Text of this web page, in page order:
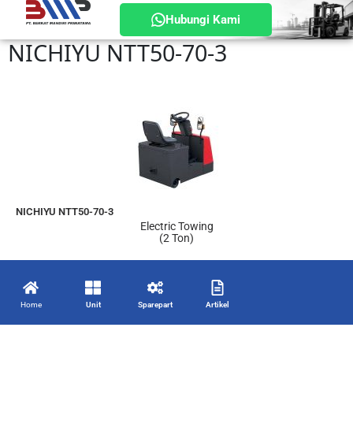
Hubungi Kami
NICHIYU NTT50-70-3
NICHIYU NTT50-70-3
Electric Towing
(2 Ton)
Home Unit Sparepart Artikel